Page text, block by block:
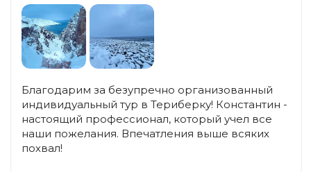
Благодарим за безупречно организованный
индивидуальный тур в Териберку! Константин -
настоящий профессионал, который учел все
наши пожелания. Впечатления выше всяких
похвал!